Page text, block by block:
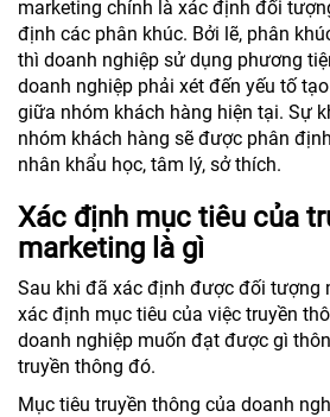
marketing chính là xác định đối
định các phân khúc. Bởi lẽ, phân
thì doanh nghiệp sử dụng phương
doanh nghiệp phải xét đến yếu tố
giữa nhóm khách hàng hiện tại. Sự
nhóm khách hàng sẽ được phân
nhân khẩu học, tâm lý, sở thích.
Xác định mục tiêu của
marketing là gì
Sau khi đã xác định được đối tượng
xác định mục tiêu của việc truyền
doanh nghiệp muốn đạt được gì
truyền thông đó.
Mục tiêu truyền thông của doanh